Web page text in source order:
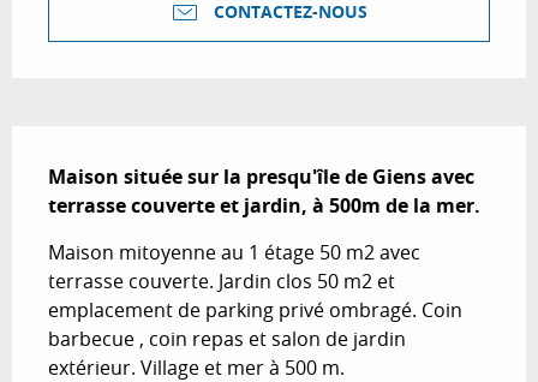
CONTACTEZ-NOUS
Maison située sur la presqu'île de Giens avec
terrasse couverte et jardin, à 500m de la mer.
Maison mitoyenne au 1 étage 50 m2 avec
terrasse couverte. Jardin clos 50 m2 et
emplacement de parking privé ombragé. Coin
barbecue , coin repas et salon de jardin
extérieur. Village et mer à 500 m.